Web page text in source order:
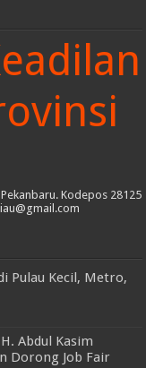
Kodepos 28125
Pulau Kecil, Metro,
Abdul Kasim
Dorong Job Fair